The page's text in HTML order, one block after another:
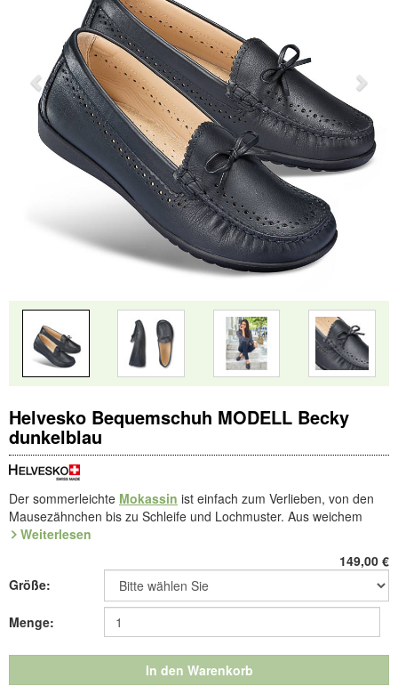
Helvesko Bequemschuh MODELL Becky
dunkelblau
Der sommerleichte Mokassin ist einfach zum Verlieben, von den
Mausezähnchen bis zu Schleife und Lochmuster. Aus weichem
Nappalederhandgenäht, rundum nachgiebig, mit Lederfutter und
Speziell entwickelt für ein Gefühl wie auf Moos: Die HELVESKO
Weichtritt-Sohle mit Ballenkissen federt den Schritt sanft ab. Das
funktionelle Rillenprofil unterstützt das Abrollen. Feminin in der
Weiterlesen
149,00 €
Größe:
Menge:
In den Warenkorb